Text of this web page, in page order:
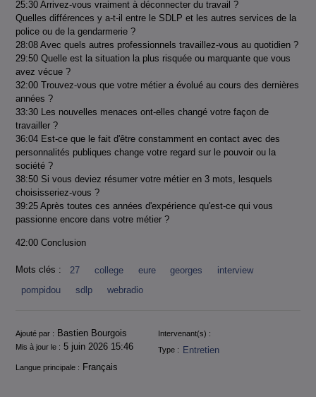
25:30 Arrivez-vous vraiment à déconnecter du travail ?
Quelles différences y a-t-il entre le SDLP et les autres services de la
police ou de la gendarmerie ?
28:08 Avec quels autres professionnels travaillez-vous au quotidien ?
29:50 Quelle est la situation la plus risquée ou marquante que vous
avez vécue ?
32:00 Trouvez-vous que votre métier a évolué au cours des dernières
années ?
33:30 Les nouvelles menaces ont-elles changé votre façon de
travailler ?
36:04 Est-ce que le fait d'être constamment en contact avec des
personnalités publiques change votre regard sur le pouvoir ou la
société ?
38:50 Si vous deviez résumer votre métier en 3 mots, lesquels
choisisseriez-vous ?
39:25 Après toutes ces années d'expérience qu'est-ce qui vous
passionne encore dans votre métier ?
42:00 Conclusion
Mots clés : 27 college eure georges
interview
pompidou
sdlp webradio
Informations
Ajouté par : Bastien Bourgois
Intervenant(s) :
Mis à jour le : 5 juin 2026 15:46 Type : Entretien
Langue principale : Français